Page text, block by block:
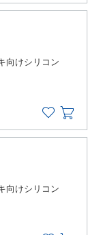
向けシリコン
向けシリコン